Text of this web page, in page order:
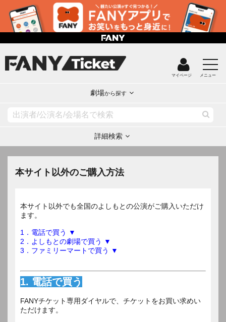
マイページ メニュー
劇場から探す
詳細検索
本サイト以外のご購入方法
本サイト以外でも全国のよしもとの公演がご購入いただけ
ます。
1．電話で買う ▼
2．よしもとの劇場で買う ▼
3．ファミリーマートで買う ▼
1. 電話で買う
FANYチケット専用ダイヤルで、チケットをお買い求めい
ただけます。